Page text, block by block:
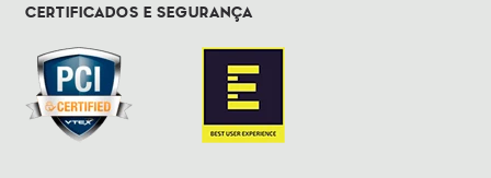
CERTIFICADOS E SEGURANÇA